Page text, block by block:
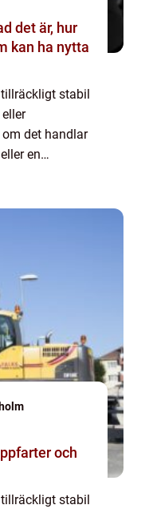
det är, hur
kan ha nytta
stabil
det handlar
en
och
stabil